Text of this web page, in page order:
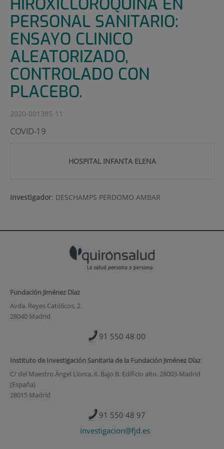
PERSONAL SANITARIO:
ENSAYO CLINICO
ALEATORIZADO,
CONTROLADO CON
PLACEBO.
2020-001385-11
COVID-19
HOSPITAL INFANTA ELENA
Investigador: DESCHAMPS PERDOMO AMBAR
Fundación Jiménez Díaz
Avda. Reyes Católicos, 2
28040 Madrid
91 550 48 00
Instituto de Investigación Sanitaria de la Fundación Jiménez Díaz
C/ del Maestro Ángel Llorca, 6. Bajo B. Edificio alto. 28003-Madrid
(España)
28015 Madrid
91 550 48 97
investigacion@fjd.es